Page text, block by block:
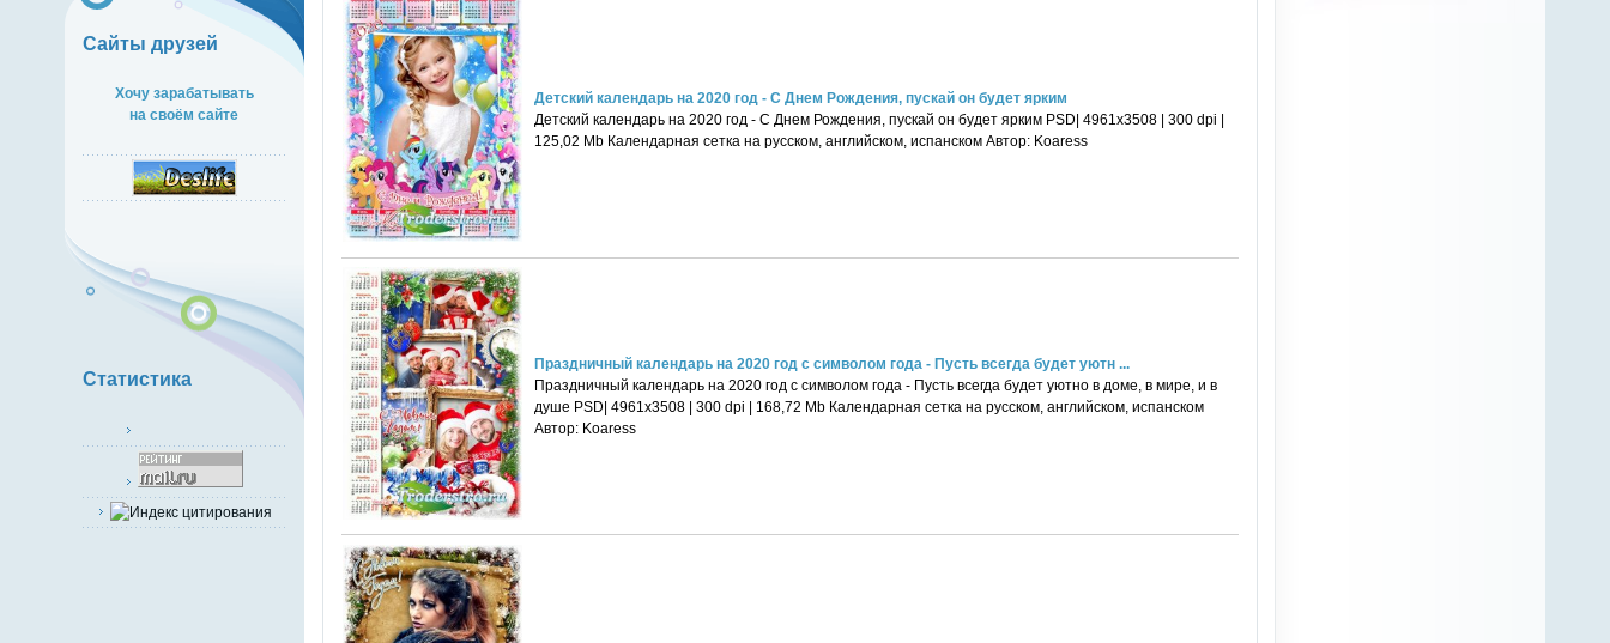
Сайты друзей
Хочу зарабатывать
на своём сайте
Статистика
Детский календарь на 2020 год - С Днем Рождения, пускай он будет ярким
Детский календарь на 2020 год - С Днем Рождения, пускай он будет ярким PSD| 4961x3508 | 300 dpi |
125,02 Mb Календарная сетка на русском, английском, испанском Автор: Koaress
Праздничный календарь на 2020 год с символом года - Пусть всегда будет уютн ...
Праздничный календарь на 2020 год с символом года - Пусть всегда будет уютно в доме, в мире, и в
душе PSD| 4961x3508 | 300 dpi | 168,72 Mb Календарная сетка на русском, английском, испанском
Автор: Koaress